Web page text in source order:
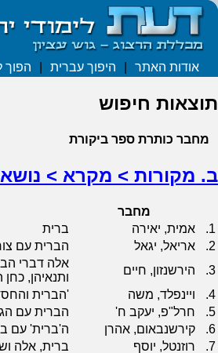
אודות האתר היפוך עברית הפוך
תוצאות חיפוש
מחבר כותרת ספר ביקורת
ב. מקורות > מקרא >
מחבר
1.
אמית, יאירה ברית
2.
אריאל, יגאל הברית עם
3.
הירשנזון, חיים
אלה דברי
ותנאיהן,
4.
ויינפלד, משה 'הברית
5.
חרל"פ, יעקב ח' הברית עם
6.
קירשנבאום, אהרן ה'ברית' עם
7.
רוזנטל, יוסף ברית, אלה